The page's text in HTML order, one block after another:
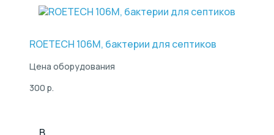
ROETECH 106M, бактерии для септиков
Цена оборудования
300 р.